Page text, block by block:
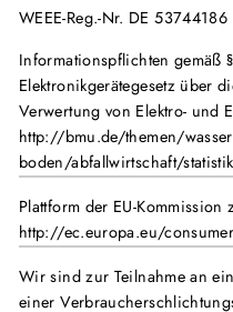
WEEE-Reg.-Nr. DE 53744186
Informationspflichten gemäß
Elektronikgerätegesetz über
Verwertung von Elektro- und
http://bmu.de/themen/
boden/abfallwirtschaft/
Plattform der EU-
http://ec.europa.eu/
Wir sind zur Teilnahme an
einer